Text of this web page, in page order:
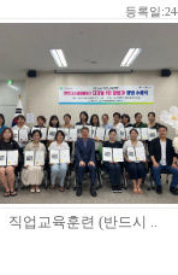
등록일
직업교육훈련 (반드시 ..